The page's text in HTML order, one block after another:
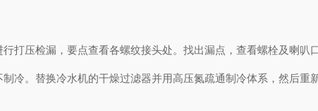
压检漏，要点查看各螺纹接头处。找出漏点，查看螺栓及喇叭
。替换冷水机的干燥过滤器并用高压氮疏通制冷体系，然后重新